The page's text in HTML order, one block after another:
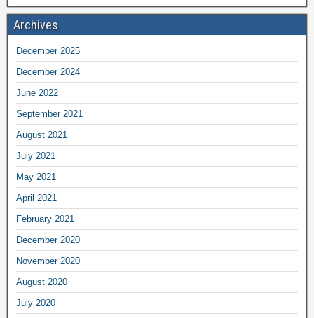
Archives
December 2025
December 2024
June 2022
September 2021
August 2021
July 2021
May 2021
April 2021
February 2021
December 2020
November 2020
August 2020
July 2020